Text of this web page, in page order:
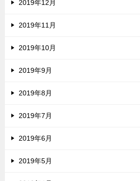
2019年12月
2019年11月
2019年10月
2019年9月
2019年8月
2019年7月
2019年6月
2019年5月